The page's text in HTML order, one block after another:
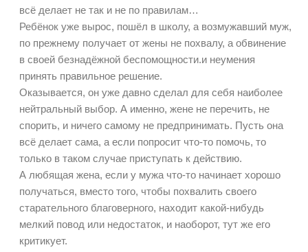
всё делает не так и не по правилам…
Ребёнок уже вырос, пошёл в школу, а возмужавший муж,
по прежнему получает от жены не похвалу, а обвинение
в своей безнадёжной беспомощности.и неумения
принять правильное решение.
Оказывается, он уже давно сделал для себя наиболее
нейтральный выбор. А именно, жене не перечить, не
спорить, и ничего самому не предпринимать. Пусть она
всё делает сама, а если попросит что-то помочь, то
только в таком случае приступать к действию.
А любящая жена, если у мужа что-то начинает хорошо
получаться, вместо того, чтобы похвалить своего
старательного благоверного, находит какой-нибудь
мелкий повод или недостаток, и наоборот, тут же его
критикует.